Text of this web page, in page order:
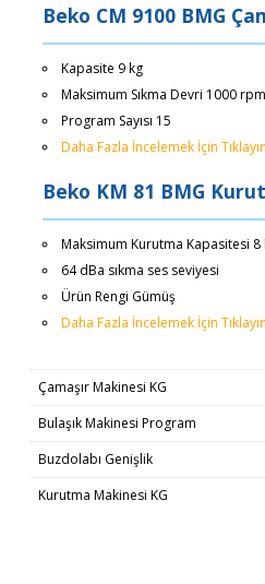
Beko CM 9100 BMG
Kapasite 9 kg
Maksimum Sıkma Devri 1000 rpm
Program Sayısı 15
Daha Fazla İncelemek İçin Tıklayın
Beko KM 81 BMG
Maksimum Kurutma Kapasitesi 8
64 dBa sıkma ses seviyesi
Ürün Rengi Gümüş
Daha Fazla İncelemek İçin Tıklayın
Çamaşır Makinesi KG
Bulaşık Makinesi Program
Buzdolabı Genişlik
Kurutma Makinesi KG